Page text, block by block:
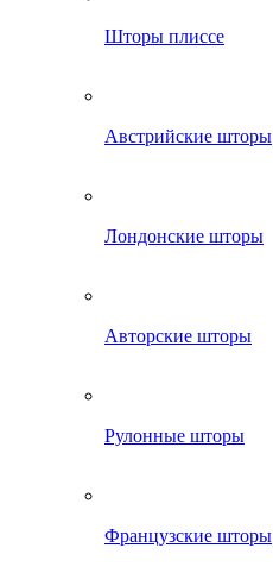
Шторы плиссе
Австрийские шторы
Лондонские шторы
Авторские шторы
Рулонные шторы
Французские шторы